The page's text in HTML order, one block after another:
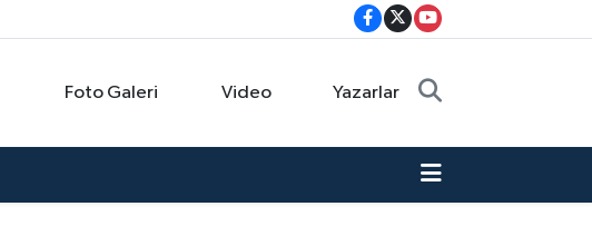
Foto Galeri Video Yazarlar